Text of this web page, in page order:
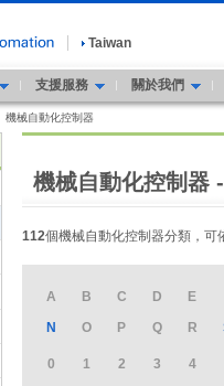
Taiwan
支援服務 關於我們
機械自動化控制器
機械自動化控制器
112個機械自動化控制器分類，可
A B C D E
N
O P Q R
0 1 2 3 4